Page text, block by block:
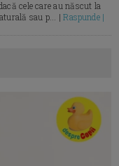
cele care au născut la
sau p... |Raspunde |